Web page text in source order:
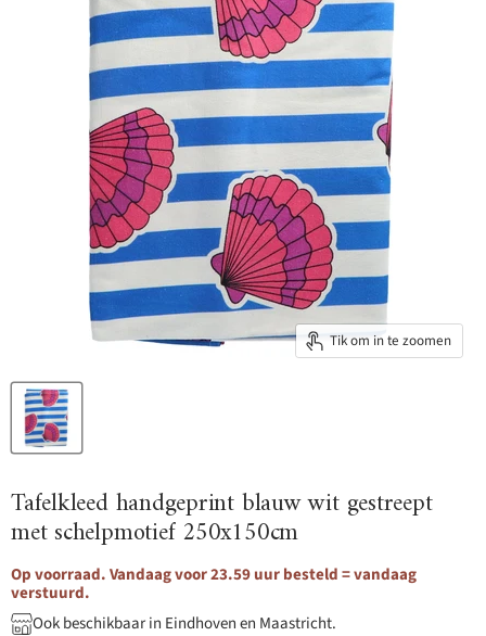
Tik om in te zoomen
Tafelkleed handgeprint blauw wit gestreept
met schelpmotief 250x150cm
Op voorraad. Vandaag voor 23.59 uur besteld = vandaag
verstuurd.
Ook beschikbaar in Eindhoven en Maastricht.